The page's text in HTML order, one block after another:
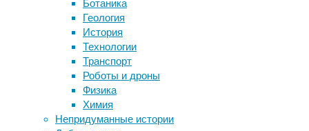
Ботаника
Геология
История
Технологии
Транспорт
Роботы и дроны
Физика
Химия
Непридуманные истории
который
проводит
клинические
испытания
метода.
ходе
операции
здоровье
инструменты и методы
исследования
лекарства медицина
мозг наука
нейробиология